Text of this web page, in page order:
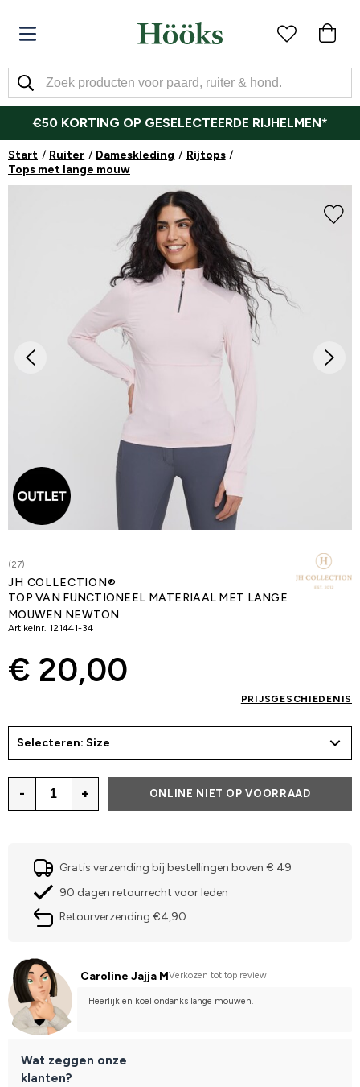
€50 KORTING OP GESELECTEERDE RIJHELMEN*
Start Ruiter Dameskleding
Rijtops
Tops met lange mouw
(27)
JH COLLECTION®
TOP VAN FUNCTIONEEL MATERIAAL MET LANGE
MOUWEN NEWTON
Artikelnr. 121441-34
€ 20,00
PRIJSGESCHIEDENIS
Selecteren: Size
- + ONLINE NIET OP VOORRAAD
Gratis verzending bij bestellingen boven € 49
90 dagen retourrecht voor leden
Retourverzending €4,90
Caroline Jajja MVerkozen tot top review
Heerlijk en koel ondanks lange mouwen.
Wat zeggen onze
klanten?